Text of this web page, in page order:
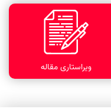
ویراستاری مقاله